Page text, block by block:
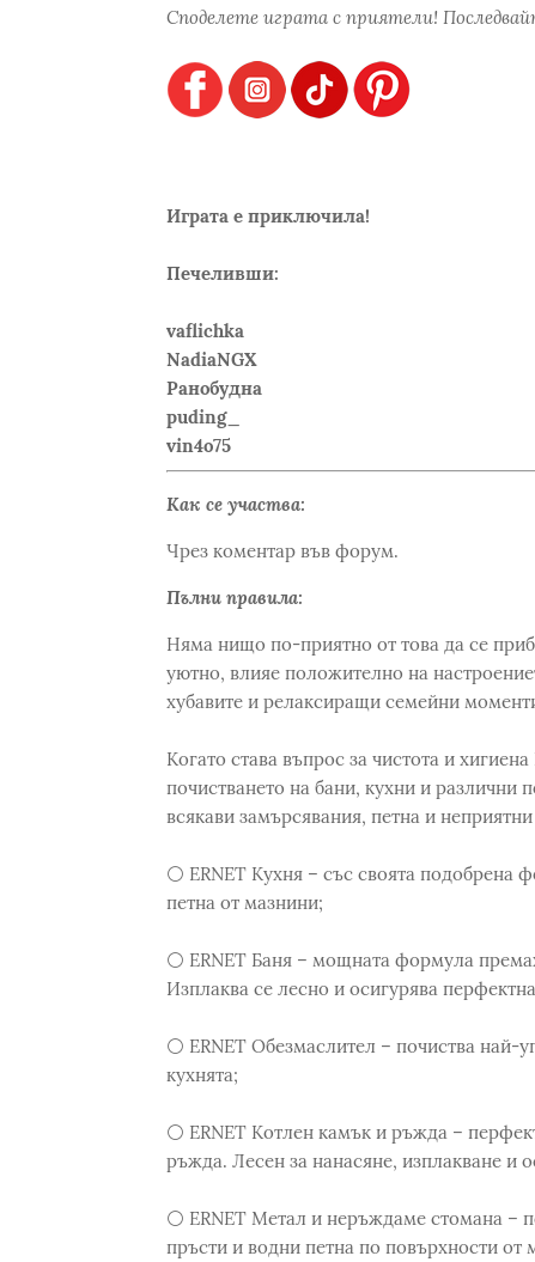
Споделете играта с приятели!
Играта е приключила!
Печеливши:
vaflichka
NadiaNGX
Ранобудна
puding_
vin4o75
Как се участва:
Чрез коментар във форум.
Пълни правила:
Няма нищо по-приятно от това да се
уютно, влияе положително на
хубавите и релаксиращи семейни
Когато става въпрос за чистота и
почистването на бани, кухни и различни
всякави замърсявания, петна и
⚪ ERNET Кухня – със своята подобрена
петна от мазнини;
⚪ ERNET Баня – мощната формула
Изплаква се лесно и осигурява
⚪ ERNET Обезмаслител – почиства най-
кухнята;
⚪ ERNET Котлен камък и ръжда –
ръжда. Лесен за нанасяне, изплакване и
⚪ ERNET Метал и неръждаме стомана –
пръсти и водни петна по повърхности